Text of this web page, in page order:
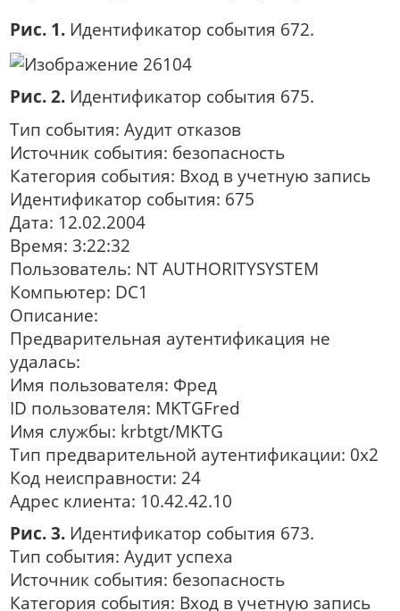
Рис. 1. Идентификатор события 672.
Рис. 2. Идентификатор события 675.
Тип события: Аудит отказов
Источник события: безопасность
Категория события: Вход в учетную запись
Идентификатор события: 675
Дата: 12.02.2004
Время: 3:22:32
Пользователь: NT AUTHORITYSYSTEM
Компьютер: DC1
Описание:
Предварительная аутентификация не
удалась:
Имя пользователя: Фред
ID пользователя: MKTGFred
Имя службы: krbtgt/MKTG
Тип предварительной аутентификации: 0x2
Код неисправности: 24
Адрес клиента: 10.42.42.10
Рис. 3. Идентификатор события 673.
Тип события: Аудит успеха
Источник события: безопасность
Категория события: Вход в учетную запись